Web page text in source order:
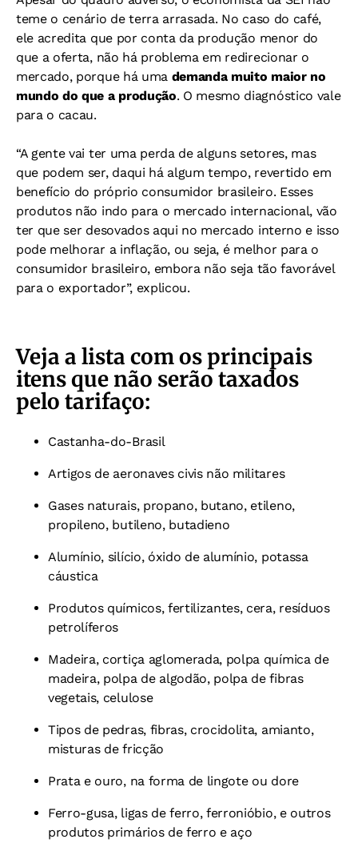
teme o cenário de terra arrasada. No caso do café,
ele acredita que por conta da produção menor do
que a oferta, não há problema em redirecionar o
mercado, porque há uma demanda muito maior no
mundo do que a produção. O mesmo diagnóstico vale
para o cacau.
“A gente vai ter uma perda de alguns setores, mas
que podem ser, daqui há algum tempo, revertido em
benefício do próprio consumidor brasileiro. Esses
produtos não indo para o mercado internacional, vão
ter que ser desovados aqui no mercado interno e isso
pode melhorar a inflação, ou seja, é melhor para o
consumidor brasileiro, embora não seja tão favorável
para o exportador”, explicou.
Veja a lista com os principais
itens que não serão taxados
pelo tarifaço:
Castanha-do-Brasil
Artigos de aeronaves civis não militares
Gases naturais, propano, butano, etileno,
propileno, butileno, butadieno
Alumínio, silício, óxido de alumínio, potassa
cáustica
Produtos químicos, fertilizantes, cera, resíduos
petrolíferos
Madeira, cortiça aglomerada, polpa química de
madeira, polpa de algodão, polpa de fibras
vegetais, celulose
Tipos de pedras, fibras, crocidolita, amianto,
misturas de fricção
Prata e ouro, na forma de lingote ou dore
Ferro-gusa, ligas de ferro, ferronióbio, e outros
produtos primários de ferro e aço